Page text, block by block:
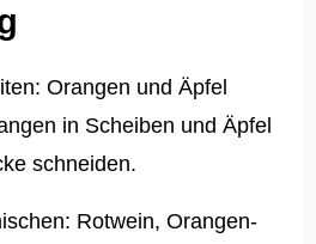
Orangen und Äpfel
in Scheiben und Äpfel
schneiden.
Rotwein, Orangen-